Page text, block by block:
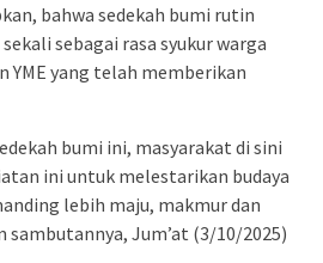
bahwa sedekah bumi rutin
sebagai rasa syukur warga
YME yang telah memberikan
bumi ini, masyarakat di sini
ini untuk melestarikan budaya
lebih maju, makmur dan
sambutannya, Jum’at (3/10/2025)